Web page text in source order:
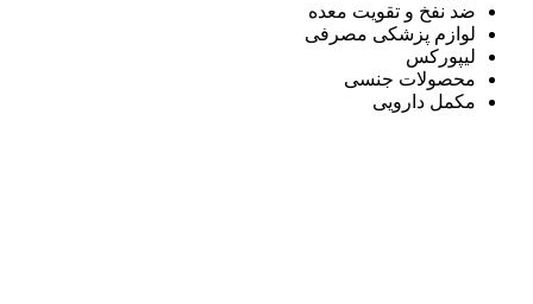
ضد نفخ و تقویت معده
لوازم پزشکی مصرفی
لیپورکس
محصولات جنسی
مکمل دارویی